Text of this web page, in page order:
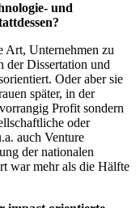
und
Art, Unternehmen zu
der Dissertation und
Oder aber sie
später, in der
Profit sondern
oder
auch Venture
der nationalen
war mehr als die Hälfte